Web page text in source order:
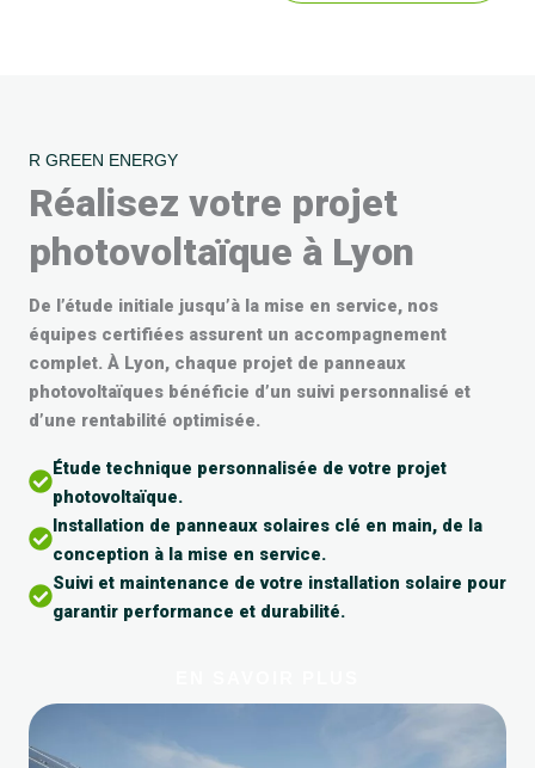
R GREEN ENERGY
Réalisez votre projet
photovoltaïque à Lyon
De l’étude initiale jusqu’à la mise en service, nos
équipes certifiées assurent un accompagnement
complet. À Lyon, chaque projet de panneaux
photovoltaïques bénéficie d’un suivi personnalisé et
d’une rentabilité optimisée.
Étude technique personnalisée de votre projet
photovoltaïque.
Installation de panneaux solaires clé en main, de la
conception à la mise en service.
Suivi et maintenance de votre installation solaire pour
garantir performance et durabilité.